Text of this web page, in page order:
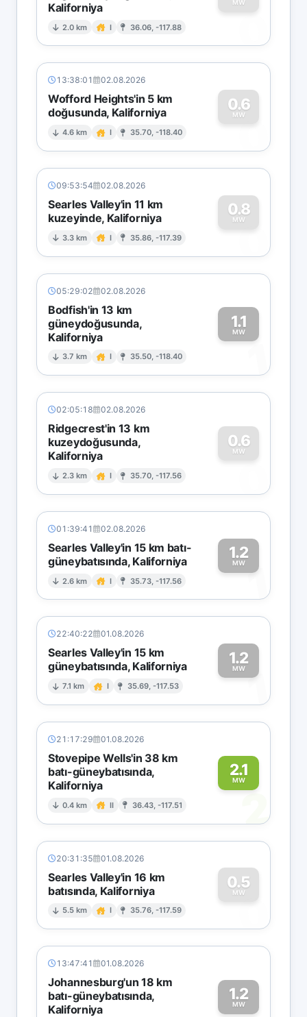
Kaliforniya
2.0 km I 36.06, -117.88
MW
0
13:38:01 02.08.2026
Wofford Heights'in 5 km
doğusunda, Kaliforniya
4.6 km I 35.70, -118.40
0.6
MW
0
09:53:54 02.08.2026
Searles Valley'in 11 km
kuzeyinde, Kaliforniya
3.3 km I 35.86, -117.39
0.8
MW
0
05:29:02 02.08.2026
Bodfish'in 13 km
güneydoğusunda,
Kaliforniya
3.7 km I 35.50, -118.40
1.1
MW
1
02:05:18 02.08.2026
Ridgecrest'in 13 km
kuzeydoğusunda,
Kaliforniya
2.3 km I 35.70, -117.56
0.6
MW
0
01:39:41 02.08.2026
Searles Valley'in 15 km batı-
güneybatısında, Kaliforniya
2.6 km I 35.73, -117.56
1.2
MW1
22:40:22 01.08.2026
Searles Valley'in 15 km
güneybatısında, Kaliforniya
7.1 km I 35.69, -117.53
1.2
MW1
21:17:29 01.08.2026
Stovepipe Wells'in 38 km
batı-güneybatısında,
Kaliforniya
0.4 km II 36.43, -117.51
2.1
MW
2
20:31:35 01.08.2026
Searles Valley'in 16 km
batısında, Kaliforniya
5.5 km I 35.76, -117.59
0.5
MW
0
13:47:41 01.08.2026
Johannesburg'un 18 km
batı-güneybatısında,
Kaliforniya
1.2
MW